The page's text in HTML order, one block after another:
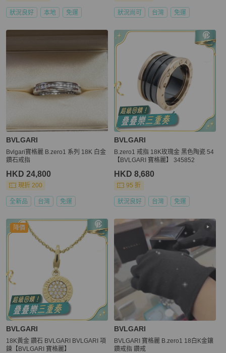
狀況良好 本地 免運 狀況尚可 台灣 免運
BVLGARI
Bvlgari寶格麗 B.zero1 系列 18K 白金
鑽石戒指
HKD 24,800
現折 200
全新品 台灣 免運
BVLGARI
B.zero1 戒指 18K玫瑰金 黑色陶瓷 54
【BVLGARI 寶格麗】 345852
HKD 8,680
95 折
狀況良好 台灣 免運
降價
BVLGARI
18K黃金 鑽石 BVLGARI BVLGARI 項
鍊【BVLGARI 寶格麗】
BVLGARI
BVLGARI 寶格麗 B.zero1 18白K金鑲
鑽戒指 鑽戒